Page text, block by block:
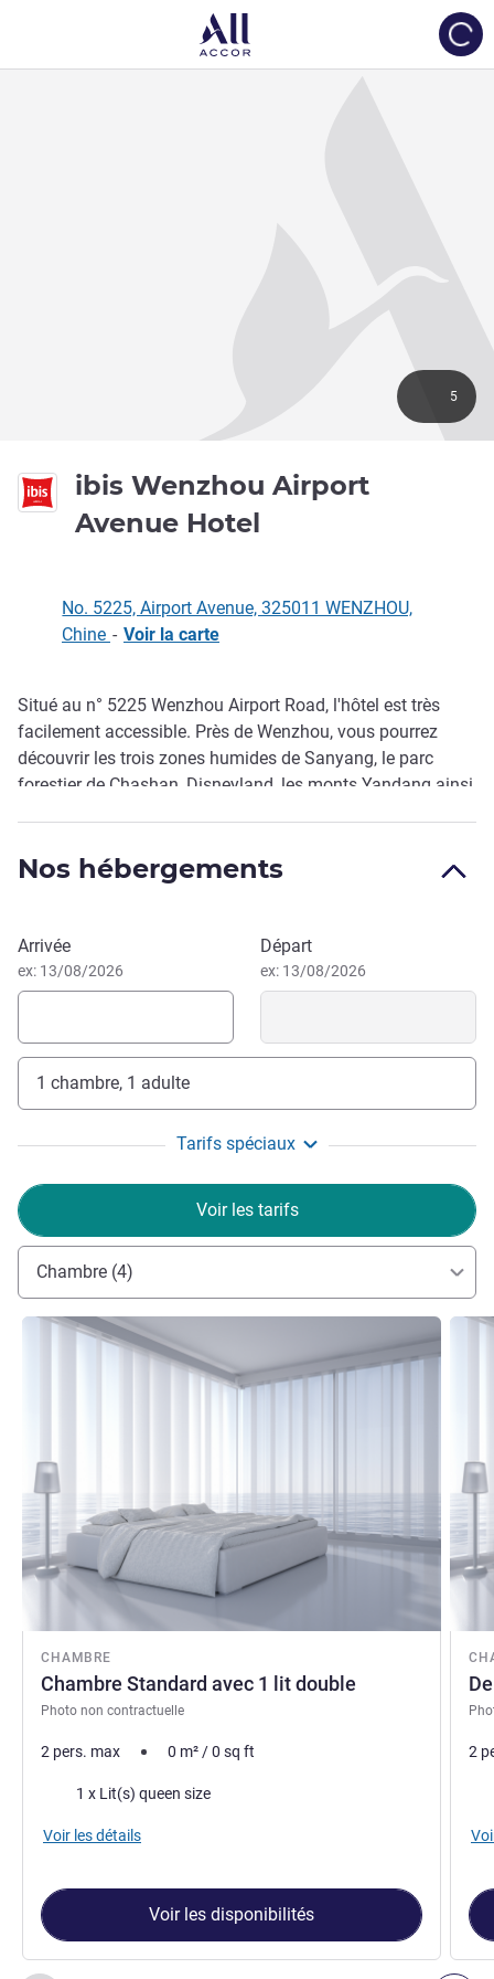
ibis Wenzhou Airport
Avenue Hotel
5
No. 5225, Airport Avenue, 325011 WENZHOU,
Chine - Voir la carte
Description
Situé au n° 5225 Wenzhou Airport Road, l'hôtel est très
facilement accessible. Près de Wenzhou, vous pourrez
découvrir les trois zones humides de Sanyang, le parc
forestier de Chashan, Disneyland, les monts Yandang ainsi
Nos hébergements
Réserver cet hôtel
Arrivée
ex: 13/08/2026
Départ
ex: 13/08/2026
1 chambre, 1 adulte
Tarifs spéciaux
Voir les tarifs
Chambre (4)
CHAMBRE
Chambre Standard avec 1 lit double
Photo non contractuelle
Voir les détails
2 pers. max 0 m²/0 sq ft
Literie1 x Lit(s) queen size
Voir les détails
Voir les disponibilités
Voir
2